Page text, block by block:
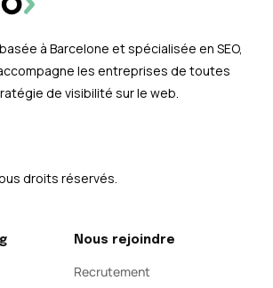
à Barcelone et spécialisée en SEO,
accompagne les entreprises de toutes
de visibilité sur le web.
droits réservés.​
Nous rejoindre
Recrutement